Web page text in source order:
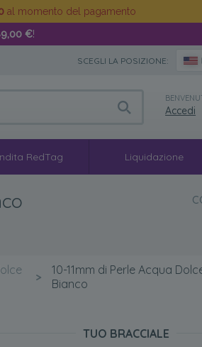
al momento del pagamento
€!
SCEGLI LA POSIZIONE:
Accedi
RedTag Liquidazione
>
10-11mm di Perle Acqua
Bianco
TUO BRACCIALE